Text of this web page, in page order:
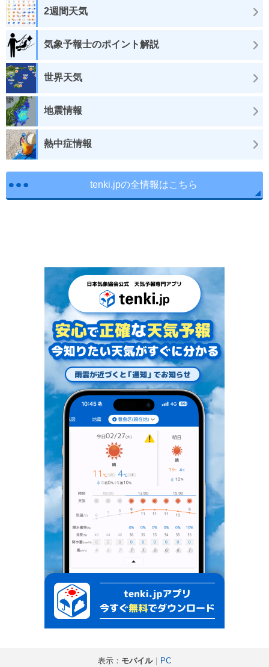
2週間天気
気象予報士のポイント解説
世界天気
地震情報
熱中症情報
tenki.jpの全情報はこちら
表示： モバイル｜ PC